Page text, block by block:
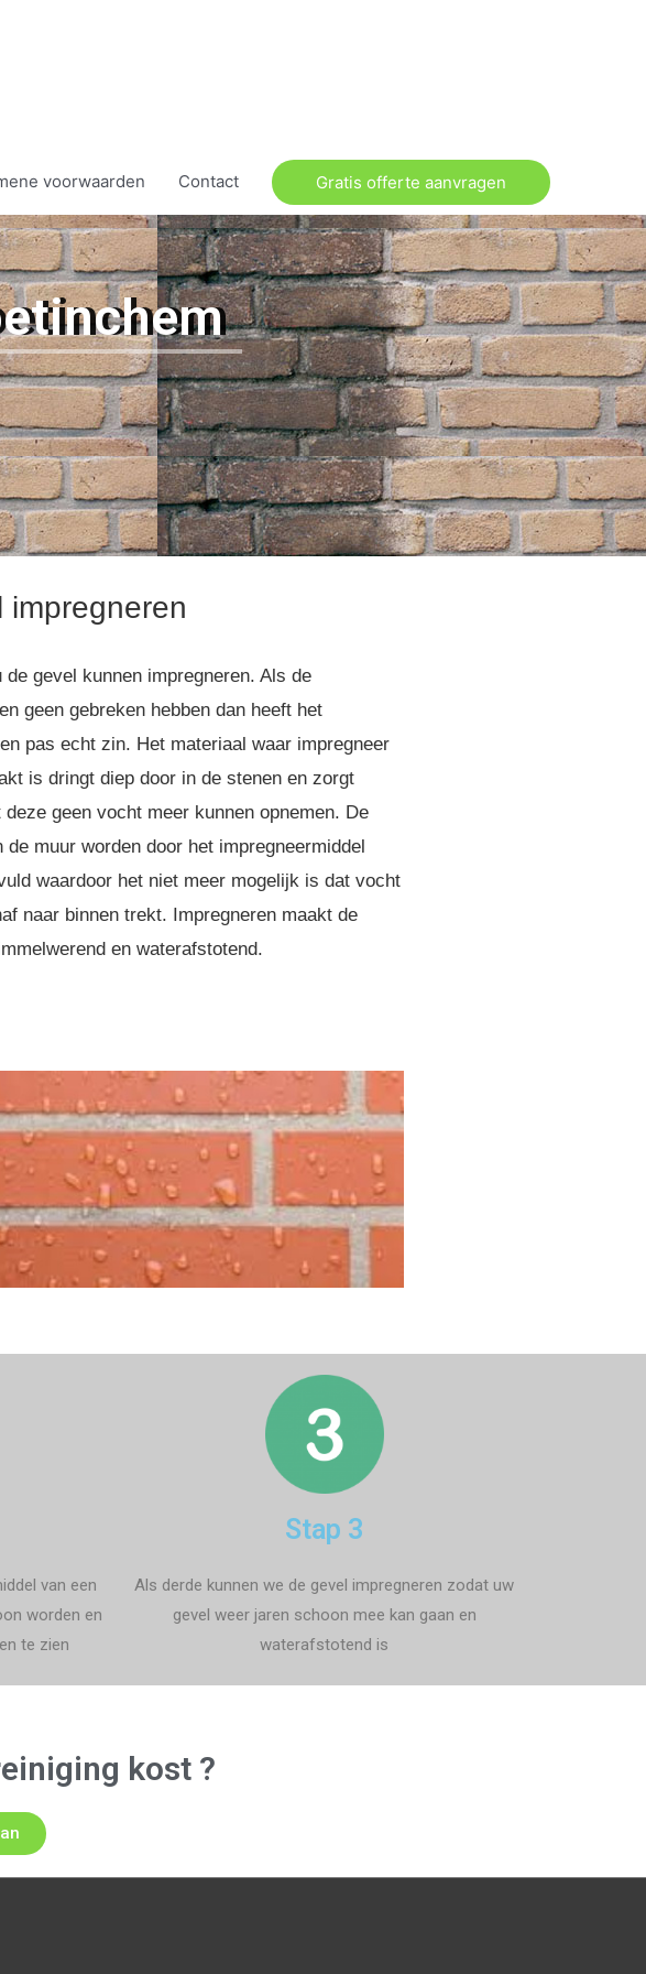
voorwaarden Contact Gratis offerte aanvragen
impregneren
de gevel kunnen impregneren. Als de
geen gebreken hebben dan heeft het
pas echt zin. Het materiaal waar impregneer
is dringt diep door in de stenen en zorgt
deze geen vocht meer kunnen opnemen. De
de muur worden door het impregneermiddel
waardoor het niet meer mogelijk is dat vocht
naar binnen trekt. Impregneren maakt de
en waterafstotend.
van een
worden en
te zien
Stap 3
Als derde kunnen we de gevel impregneren zodat uw
gevel weer jaren schoon mee kan gaan en
waterafstotend is
kost ?